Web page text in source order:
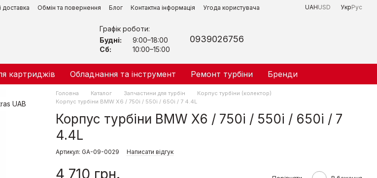
доставка Обмін та повернення Блог Контактна інформація Угода користувача UAHUSD УкрРус
Графік роботи:
Будні:
9:00–18:00
Сб:
10:00–15:00
0939026756
картриджів Обладнання та інструмент Ремонт турбіни Бренди
Головна Каталог Запчастини для турбін
Корпус турбіни (колектор)
Корпус турбіни BMW X6 / 750i / 550i / 650i / 7 4.4L
Корпус турбіни BMW X6 / 750i / 550i / 650i / 7
4.4L
Артикул: GA-09-0029 Написати відгук
4 710 грн.